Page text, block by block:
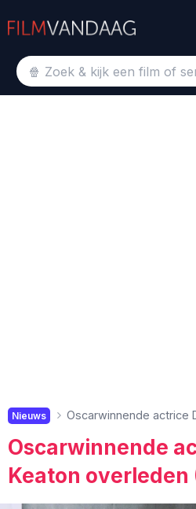
Nieuws Oscarwinnende actrice
Oscarwinnende
Keaton overleden